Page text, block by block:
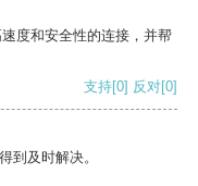
度和安全性的连接，并帮
支持[0] 反对[0]
到及时解决。